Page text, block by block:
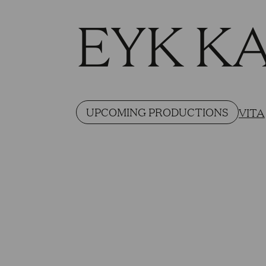
EYK
UPCOMING PRODUCTIONS VITA